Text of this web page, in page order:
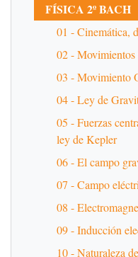
FÍSICA 2º BACH
01 - Cinemática,
02 -
03 - Movimiento
04 - Ley de
05 - Fuerzas
ley de Kepler
06 - El campo
07 - Campo
08 -
09 - Inducción
10 - Naturaleza